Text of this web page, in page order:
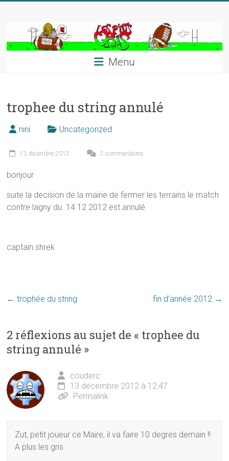
Menu
trophee du string annulé
nini Uncategorized
13 décembre 2012 2 commentaires
bonjour
suite la decision de la mairie de fermer les terrains le match
contre lagny du 14 12 2012 est annulé
captain shrek
← trophée du string fin d’année 2012 →
2 réflexions au sujet de « trophee du
string annulé »
couderc
13 décembre 2012 à 12:47
Permalink
Zut, petit joueur ce Maire, il va faire 10 degres demain !!
A plus les gris